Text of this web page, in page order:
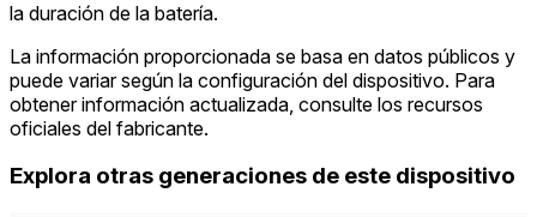
la duración de la batería.
La información proporcionada se basa en datos públicos y
puede variar según la configuración del dispositivo. Para
obtener información actualizada, consulte los recursos
oficiales del fabricante.
Explora otras generaciones de este dispositivo